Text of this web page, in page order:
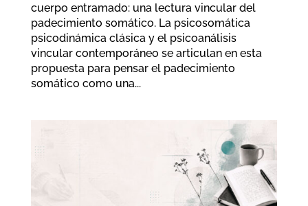
cuerpo entramado: una lectura vincular del
padecimiento somático. La psicosomática
psicodinámica clásica y el psicoanálisis
vincular contemporáneo se articulan en esta
propuesta para pensar el padecimiento
somático como una...